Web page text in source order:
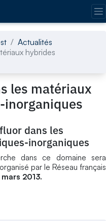
Actualités
hybrides
les matériaux
inorganiques
dans les
inorganiques
dans ce domaine sera
par le Réseau français
2013.